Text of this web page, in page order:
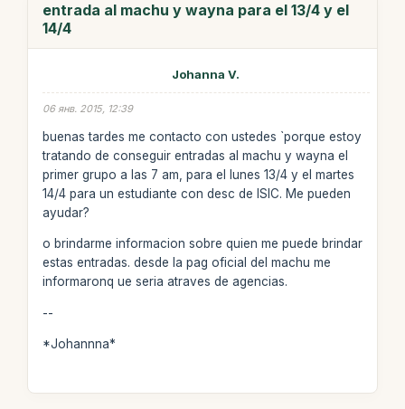
entrada al machu y wayna para el 13/4 y el
14/4
Johanna V.
06 янв. 2015, 12:39
buenas tardes me contacto con ustedes `porque estoy
tratando de conseguir entradas al machu y wayna el
primer grupo a las 7 am, para el lunes 13/4 y el martes
14/4 para un estudiante con desc de ISIC. Me pueden
ayudar?
o brindarme informacion sobre quien me puede brindar
estas entradas. desde la pag oficial del machu me
informaronq ue seria atraves de agencias.
--
*Johannna*